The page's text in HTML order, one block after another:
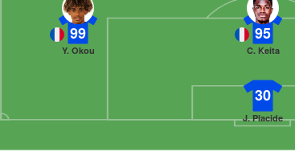
30
J. Placide
99
Y. Okou
95
C. Keita